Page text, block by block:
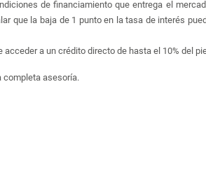
de financiamiento que entrega el
que la baja de 1 punto en la tasa de interés
a un crédito directo de hasta el 10% del
completa asesoría.